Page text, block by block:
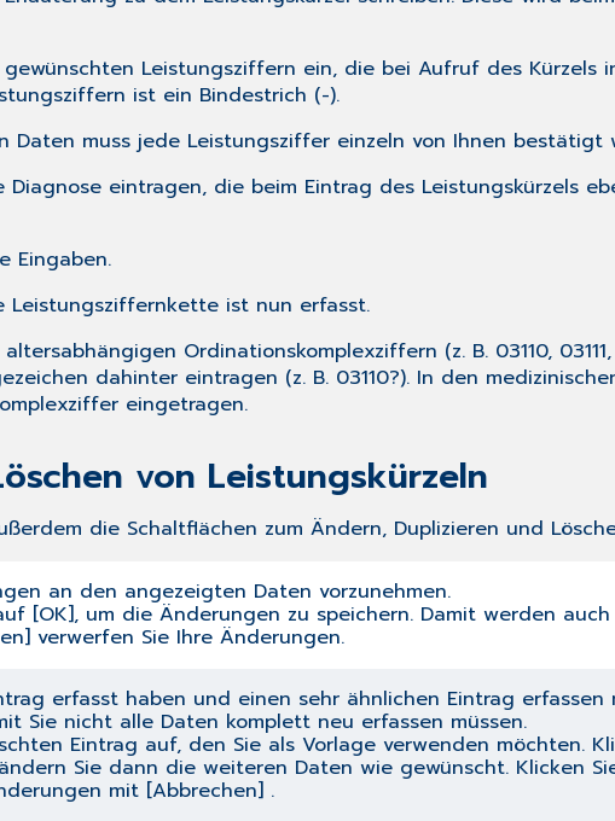
Leistungsziffern ein, die bei Aufruf des Kürzels
ist ein Bindestrich (-).
Daten muss jede Leistungsziffer einzeln von Ihnen bestätigt
Diagnose eintragen, die beim Eintrag des Leistungskürzels
Eingaben.
Leistungsziffernkette ist nun erfasst.
Ordinationskomplexziffern (z. B. 03110,
dahinter eintragen (z. B. 03110?). In den
eingetragen.
von Leistungskürzeln
die Schaltflächen zum Ändern, Duplizieren und
an den angezeigten Daten vorzunehmen.
[OK], um die Änderungen zu speichern. Damit werden
verwerfen Sie Ihre Änderungen.
erfasst haben und einen sehr ähnlichen Eintrag
Sie nicht alle Daten komplett neu erfassen müssen.
Eintrag auf, den Sie als Vorlage verwenden möchten.
Sie dann die weiteren Daten wie gewünscht. Klicken
mit [Abbrechen] .